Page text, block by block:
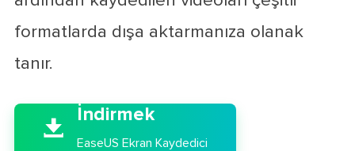
formatlarda dışa aktarmanıza olanak
tanır.


İndirmek
EaseUS Ekran Kaydedici